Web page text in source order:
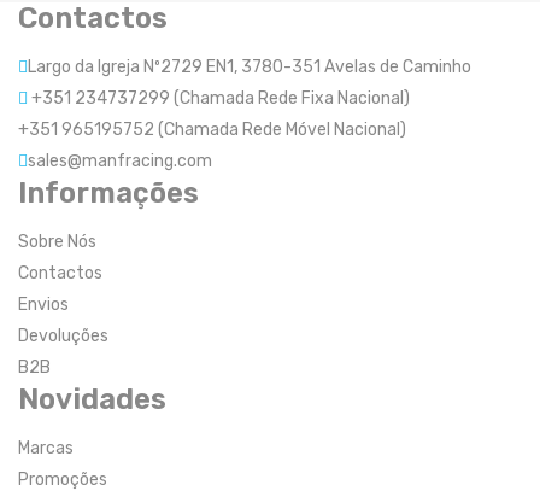
Contactos
Largo da Igreja Nº2729 EN1, 3780-351 Avelas de Caminho
+351 234737299 (Chamada Rede Fixa Nacional)
+351 965195752 (Chamada Rede Móvel Nacional)
sales@manfracing.com
Informações
Sobre Nós
Contactos
Envios
Devoluções
B2B
Novidades
Marcas
Promoções